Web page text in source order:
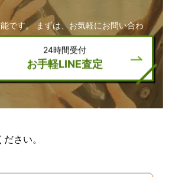
です。 まずは、お気軽にお問い合わ
24時間受付
お手軽LINE査定
さい。